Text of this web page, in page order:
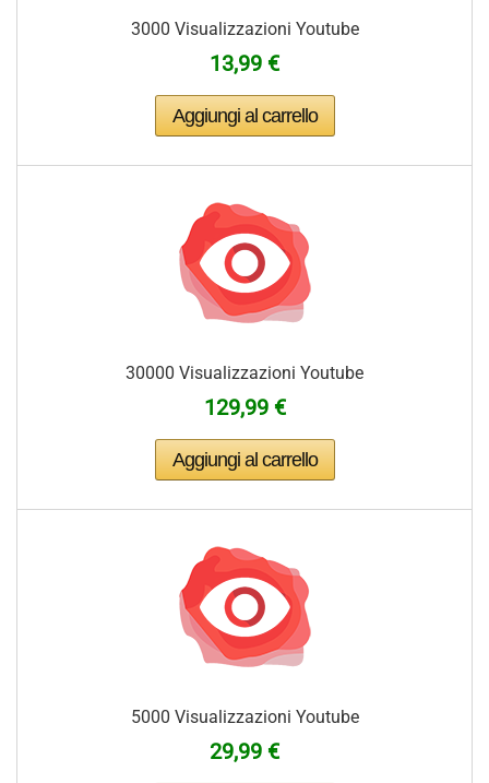
3000 Visualizzazioni Youtube
13,99 €
30000 Visualizzazioni Youtube
129,99 €
5000 Visualizzazioni Youtube
29,99 €